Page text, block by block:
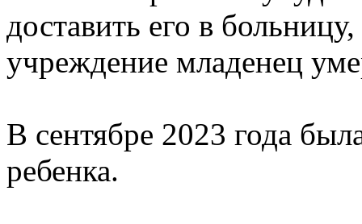
доставить его в
учреждение младенец
В сентябре 2023 года
ребенка.